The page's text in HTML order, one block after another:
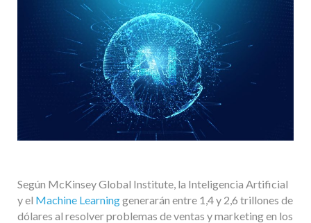
Según McKinsey Global Institute, la Inteligencia Artificial
y el Machine Learninggenerarán entre 1,4 y 2,6 trillones de
dólares al resolver problemas de ventas y marketing en los